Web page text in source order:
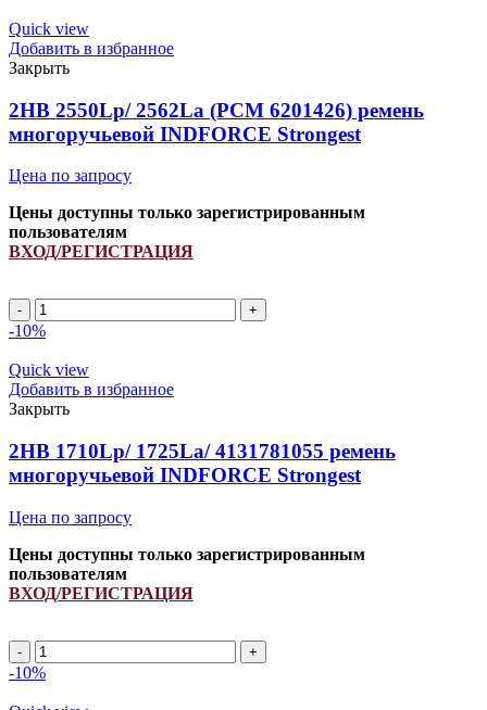
INDFORCE
quantity
Quick view
Добавить в избранное
Закрыть
2HB 2550Lp/ 2562La (PCM 6201426) ремень
многоручьевой INDFORCE Strongest
Цена по запросу
Цены доступны только зарегистрированным
пользователям
ВХОД/РЕГИСТРАЦИЯ
2HB
2550Lp/
(PCM
6201426)
ремень
многоручьевой
INDFORCE
Strongest
quantity
-10%
Quick view
Добавить в избранное
Закрыть
2HB 1710Lp/ 1725La/ 4131781055 ремень
многоручьевой INDFORCE Strongest
Цена по запросу
Цены доступны только зарегистрированным
пользователям
ВХОД/РЕГИСТРАЦИЯ
2HB
1710Lp/
-10%